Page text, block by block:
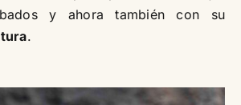
y ahora también con su
.